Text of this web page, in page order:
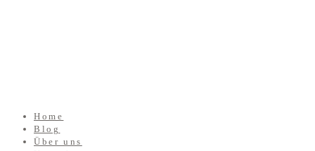
Home
Blog
Über uns